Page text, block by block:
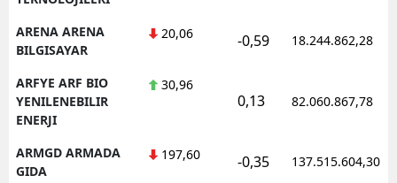
ARENA ARENA
BILGISAYAR
20,06 -0,59 18.244.862,28
ARFYE ARF BIO
YENILENEBILIR
ENERJI
30,96
0,13 82.060.867,78
ARMGD ARMADA
GIDA
197,60 -0,35 137.515.604,30